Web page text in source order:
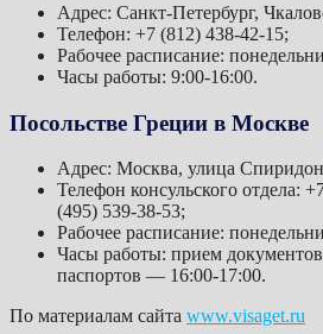
Адрес: Санкт-Петербург,
Телефон: +7 (812) 438-42-15;
Рабочее расписание:
Часы работы: 9:00-16:00.
Посольстве Греции в Москве
Адрес: Москва, улица
Телефон консульского отдела:
(495) 539-38-53;
Рабочее расписание:
Часы работы: прием
паспортов — 16:00-17:00.
По материалам сайта www.visaget.ru